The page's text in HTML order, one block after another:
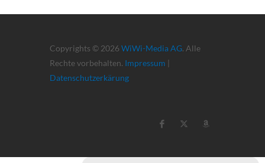
Copyrights © 2026 WiWi-Media AG. Alle
Rechte vorbehalten. Impressum |
Datenschutzerkärung